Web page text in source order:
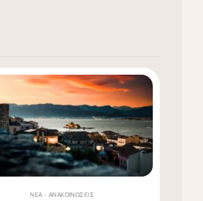
ΝΈΑ - ΑΝΑΚΟΙΝΏΣΕΙΣ